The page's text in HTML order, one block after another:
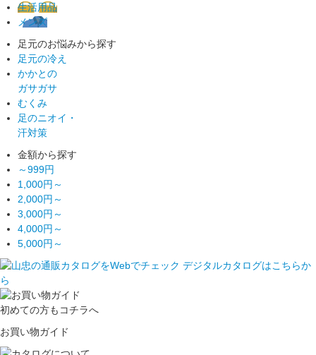
生活用品
メンズ
足元のお悩みから探す
足元の冷え
かかとの
ガサガサ
むくみ
足のニオイ・
汗対策
金額から探す
～999円
1,000円～
2,000円～
3,000円～
4,000円～
5,000円～
初めての方もコチラへ
お買い物ガイド